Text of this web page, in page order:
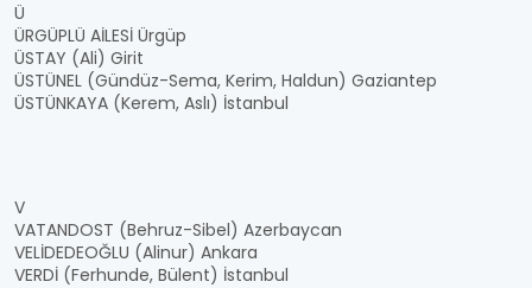
Ü
ÜRGÜPLÜ AİLESİ Ürgüp
ÜSTAY (Ali) Girit
ÜSTÜNEL (Gündüz-Sema, Kerim, Haldun) Gaziantep
ÜSTÜNKAYA (Kerem, Aslı) İstanbul
V
VATANDOST (Behruz-Sibel) Azerbaycan
VELİDEDEOĞLU (Alinur) Ankara
VERDİ (Ferhunde, Bülent) İstanbul